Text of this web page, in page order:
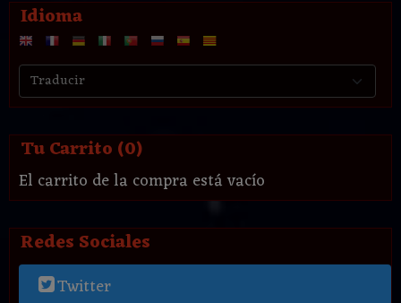
Idioma
Tu Carrito (0)
El carrito de la compra está vacío
Redes Sociales
Twitter